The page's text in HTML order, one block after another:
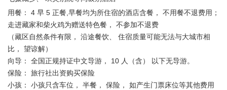
用餐： 4 早 5 正餐,早餐均为所住宿的酒店含餐， 不用餐不退费用；
走进藏家和柴火鸡为赠送特色餐， 不参加不退费
（藏区自然条件有限， 沿途餐饮、 住宿质量可能无法与大城市相
比， 望谅解）
向导： 全国正规持证中文导游， 10 人（含） 以下无导游。
保险： 旅行社出资购买保险
小孩： 小孩只含车位， 半餐， 保险， 如产生门票床位等其他费用